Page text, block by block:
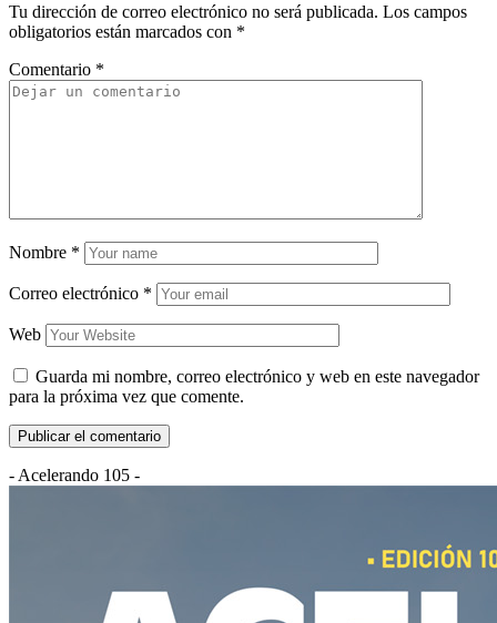
Tu dirección de correo electrónico no será publicada. Los campos
obligatorios están marcados con *
Comentario *
Nombre *
Correo electrónico *
Web
Guarda mi nombre, correo electrónico y web en este navegador
para la próxima vez que comente.
- Acelerando 105 -